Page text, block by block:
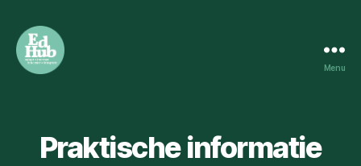
Menu
Praktische informatie